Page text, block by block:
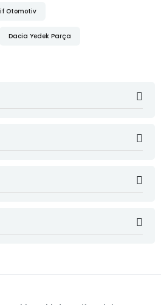
Otomotiv
Dacia Yedek Parça